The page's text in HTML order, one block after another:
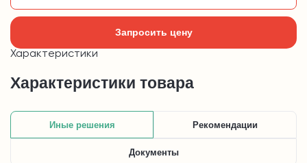
Запросить цену
Характеристики
Характеристики товара
Иные решения Рекомендации
Документы